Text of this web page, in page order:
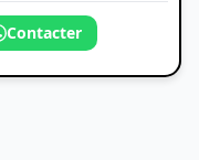
Contacter